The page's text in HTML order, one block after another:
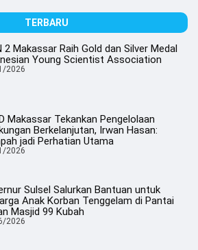
TERBARU
2 Makassar Raih Gold dan Silver Medal
Young Scientist Association
2026
Makassar Tekankan Pengelolaan
Berkelanjutan, Irwan Hasan:
jadi Perhatian Utama
2026
Sulsel Salurkan Bantuan untuk
Anak Korban Tenggelam di Pantai
Masjid 99 Kubah
2026